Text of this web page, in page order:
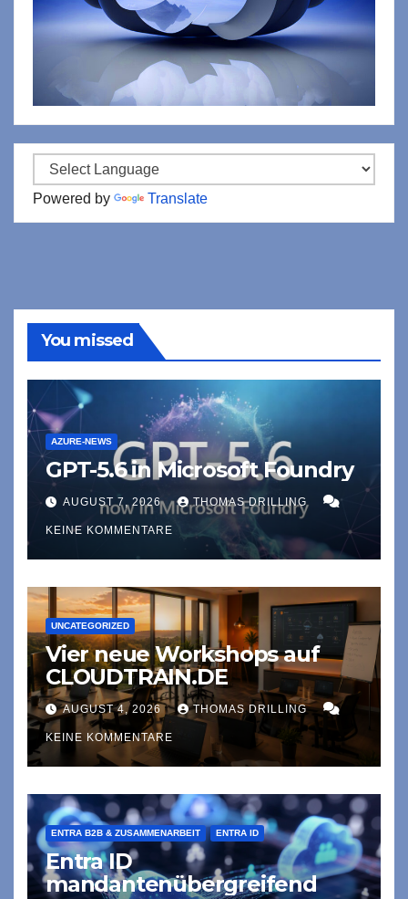
Powered by Translate
You missed
AZURE-NEWS
GPT-5.6 in Microsoft Foundry
AUGUST 7, 2026 THOMAS DRILLING
KEINE KOMMENTARE
UNCATEGORIZED
Vier neue Workshops auf
CLOUDTRAIN.DE
AUGUST 4, 2026 THOMAS DRILLING
KEINE KOMMENTARE
ENTRA B2B & ZUSAMMENARBEIT ENTRA ID
Entra ID
mandantenübergreifend